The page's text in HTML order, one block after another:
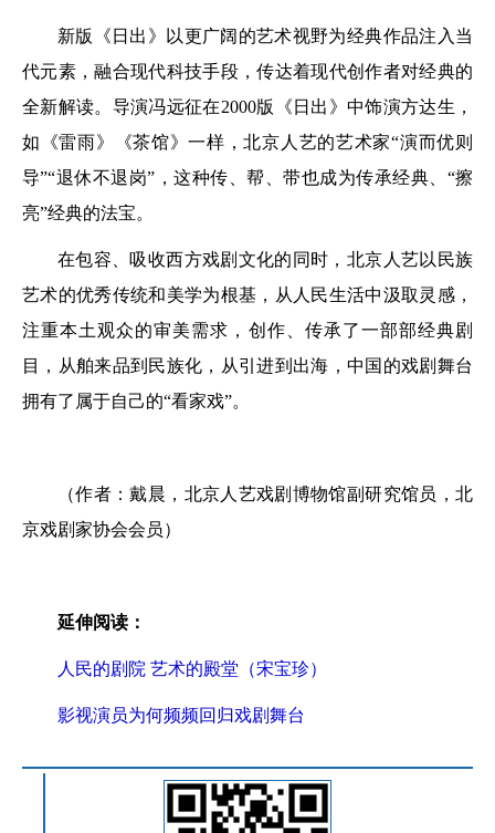
新版《日出》以更广阔的艺术视野为经典作品注入当
代元素，融合现代科技手段，传达着现代创作者对经典的
全新解读。导演冯远征在2000版《日出》中饰演方达生，
如《雷雨》《茶馆》一样，北京人艺的艺术家“演而优则
导”“退休不退岗”，这种传、帮、带也成为传承经典、“擦
亮”经典的法宝。
在包容、吸收西方戏剧文化的同时，北京人艺以民族
艺术的优秀传统和美学为根基，从人民生活中汲取灵感，
注重本土观众的审美需求，创作、传承了一部部经典剧
目，从舶来品到民族化，从引进到出海，中国的戏剧舞台
拥有了属于自己的“看家戏”。
（作者：戴晨，北京人艺戏剧博物馆副研究馆员，北
京戏剧家协会会员）
延伸阅读：
人民的剧院 艺术的殿堂（宋宝珍）
影视演员为何频频回归戏剧舞台